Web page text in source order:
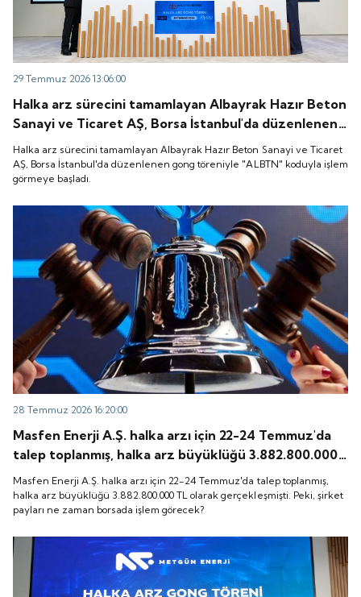
29 Temmuz 2026 13:06:00
Halka arz sürecini tamamlayan Albayrak Hazır Beton
Sanayi ve Ticaret AŞ, Borsa İstanbul'da düzenlenen
gong töreniyle "ALBTN" koduyla işlem görmeye
başladı.
Halka arz sürecini tamamlayan Albayrak Hazır Beton Sanayi ve Ticaret
AŞ, Borsa İstanbul'da düzenlenen gong töreniyle "ALBTN" koduyla işlem
görmeye başladı.
28 Temmuz 2026 16:20:00
Masfen Enerji A.Ş. halka arzı için 22-24 Temmuz'da
talep toplanmış, halka arz büyüklüğü 3.882.800.000
TL olarak gerçekleşmişti. Peki, şirket payları ne
zaman borsada işlem görecek?
Masfen Enerji A.Ş. halka arzı için 22-24 Temmuz'da talep toplanmış,
halka arz büyüklüğü 3.882.800.000 TL olarak gerçekleşmişti. Peki, şirket
payları ne zaman borsada işlem görecek?